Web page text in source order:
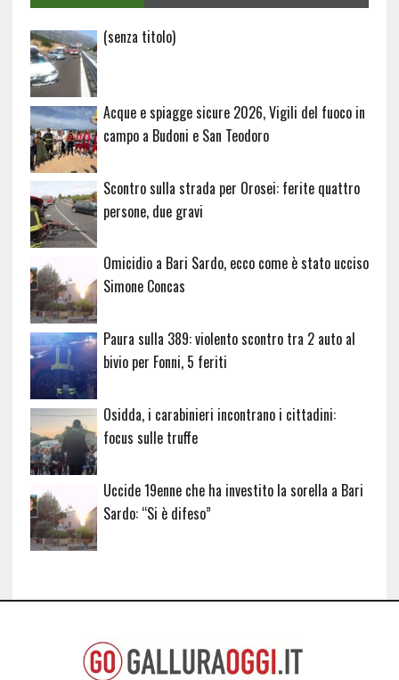
(senza titolo)Articolo
Acque e spiagge sicure 2026, Vigili del fuoco in
campo a Budoni e San Teodoro
Scontro sulla strada per Orosei: ferite quattro
persone, due gravi
Omicidio a Bari Sardo, ecco come è stato ucciso
Simone Concas
Paura sulla 389: violento scontro tra 2 auto al
bivio per Fonni, 5 feriti
Osidda, i carabinieri incontrano i cittadini:
focus sulle truffe
Uccide 19enne che ha investito la sorella a Bari
Sardo: “Si è difeso”